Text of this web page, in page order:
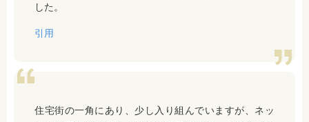
した。
引用
住宅街の一角にあり、少し入り組んでいますが、ネッ